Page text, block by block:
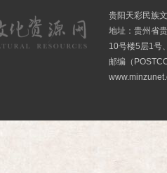
贵阳天彩民族
地址：贵州省
10号楼5层1号
邮编（